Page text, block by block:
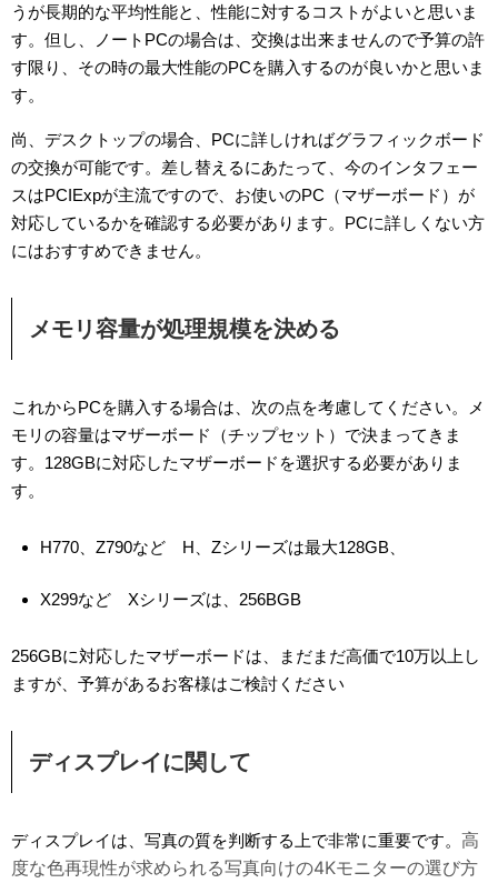
うが長期的な平均性能と、性能に対するコストがよいと思いま
す。但し、ノートPCの場合は、交換は出来ませんので予算の許
す限り、その時の最大性能のPCを購入するのが良いかと思いま
す。
尚、デスクトップの場合、PCに詳しければグラフィックボード
の交換が可能です。差し替えるにあたって、今のインタフェー
スはPCIExpが主流ですので、お使いのPC（マザーボード）が
対応しているかを確認する必要があります。PCに詳しくない方
にはおすすめできません。
メモリ容量が処理規模を決める
これからPCを購入する場合は、次の点を考慮してください。メ
モリの容量はマザーボード（チップセット）で決まってきま
す。128GBに対応したマザーボードを選択する必要がありま
す。
H770、Z790など H、Zシリーズは最大128GB、
X299など Xシリーズは、256BGB
256GBに対応したマザーボードは、まだまだ高価で10万以上し
ますが、予算があるお客様はご検討ください
ディスプレイに関して
ディスプレイは、写真の質を判断する上で非常に重要です。 高
度な色再現性が求められる写真向けの4Kモニターの選び方